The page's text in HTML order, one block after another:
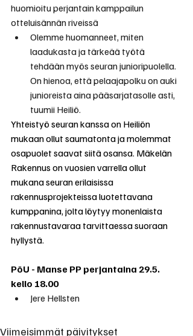
huomioitu perjantain kamppailun
otteluisännän riveissä
Olemme huomanneet, miten
laadukasta ja tärkeää työtä
tehdään myös seuran junioripuolella.
On hienoa, että pelaajapolku on auki
junioreista aina pääsarjatasolle asti,
tuumii Heiliö.
Yhteistyö seuran kanssa on Heiliön
mukaan ollut saumatonta ja molemmat
osapuolet saavat siitä osansa. Mäkelän
Rakennus on vuosien varrella ollut
mukana seuran erilaisissa
rakennusprojekteissa luotettavana
kumppanina, jolta löytyy monenlaista
rakennustavaraa tarvittaessa suoraan
hyllystä.
PöU - Manse PP perjantaina 29.5.
kello 18.00
Jere Hellsten
Viimeisimmät päivitykset